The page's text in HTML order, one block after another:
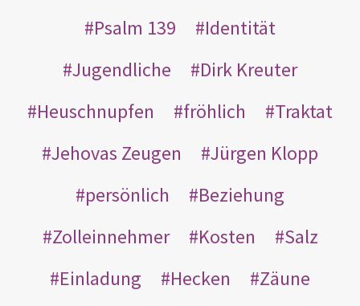
Psalm 139
Identität
Jugendliche
Dirk Kreuter
Heuschnupfen
fröhlich
Traktat
Jehovas Zeugen
Jürgen Klopp
persönlich
Beziehung
Zolleinnehmer
Kosten
Salz
Einladung
Hecken
Zäune